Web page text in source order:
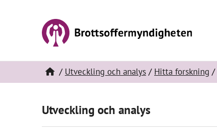
Utveckling och analys Hitta forskning
Utveckling och analys